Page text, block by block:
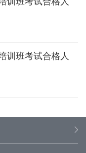
训班考试合格人